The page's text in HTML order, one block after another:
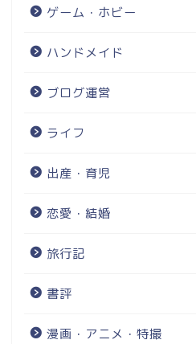
ゲーム・ホビー
ハンドメイド
ブログ運営
ライフ
出産・育児
恋愛・結婚
旅行記
書評
漫画・アニメ・特撮